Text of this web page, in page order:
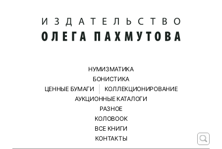
НУМИЗМАТИКА
БОНИСТИКА
ЦЕННЫЕ БУМАГИ
КОЛЛЕКЦИОНИРОВАНИЕ
АУКЦИОННЫЕ КАТАЛОГИ
РАЗНОЕ
КОЛОBOOK
ВСЕ КНИГИ
КОНТАКТЫ